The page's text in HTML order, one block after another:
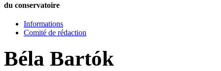
du conservatoire
Informations
Comité de rédaction
Béla Bartók